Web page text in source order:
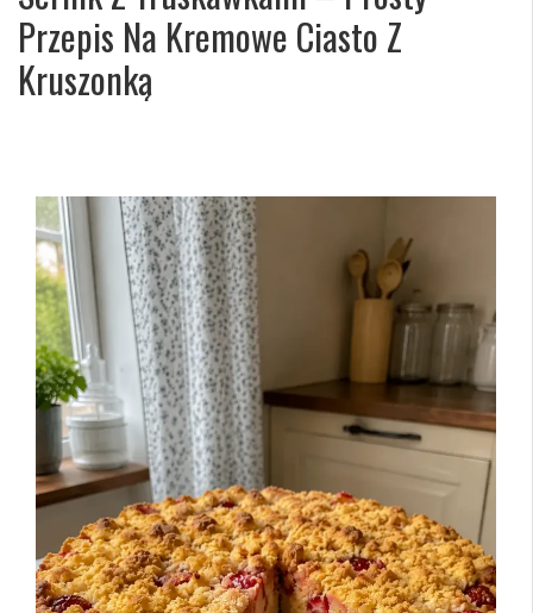
Przepis Na Kremowe Ciasto Z
Kruszonką